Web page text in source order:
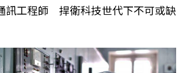
訊工程師 捍衛科技世代下不可或缺